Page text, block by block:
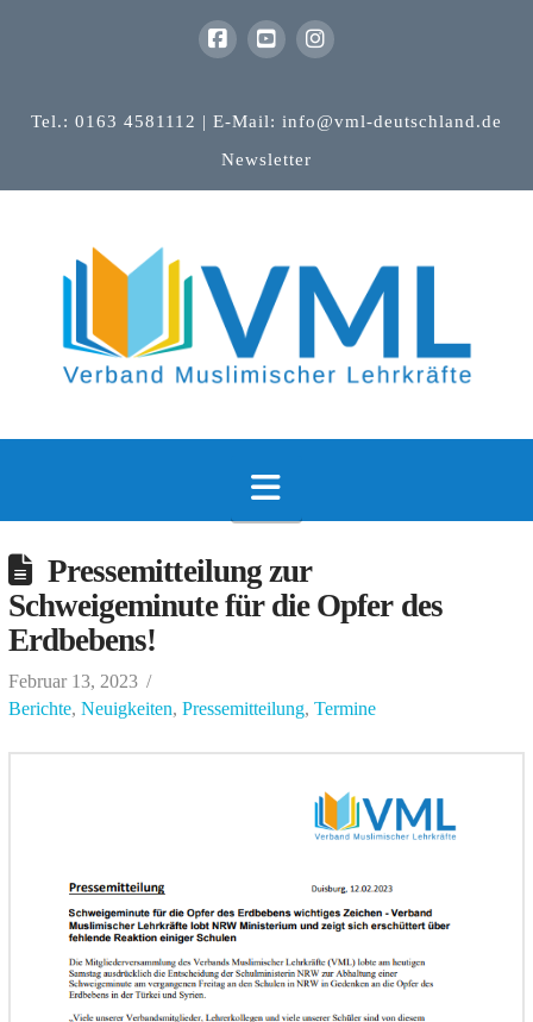
Tel.: 0163 4581112 | E-Mail: info@vml-deutschland.de
Newsletter
Navigation
Pressemitteilung zur
Schweigeminute für die Opfer des
Erdbebens!
Februar 13, 2023
Berichte, Neuigkeiten, Pressemitteilung, Termine